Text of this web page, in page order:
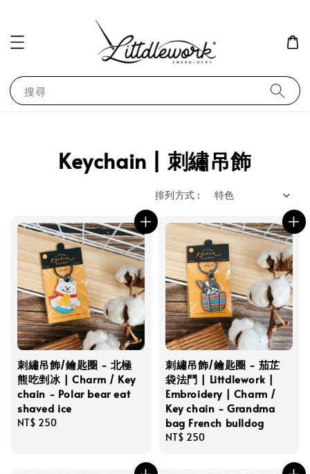
搜尋
Keychain | 刺繡吊飾
排列方式 :
刺繡吊飾/鑰匙圈 - 北極
熊吃剉冰 | Charm / Key
chain - Polar bear eat
shaved ice
Regular
NT$ 250
刺繡吊飾/鑰匙圈 - 茄芷
袋法鬥 | Littdlework |
Embroidery | Charm /
Key chain - Grandma
bag French bulldog
Regular
NT$ 250